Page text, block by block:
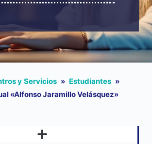
y Servicios » Estudiantes »
«Alfonso Jaramillo Velásquez»